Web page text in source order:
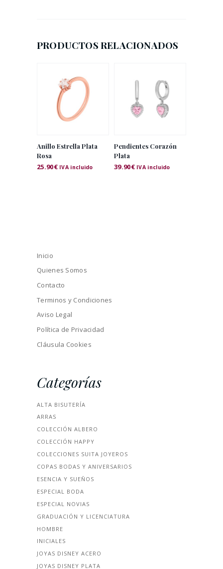
PRODUCTOS RELACIONADOS
Anillo Estrella Plata
Rosa
25.90€ IVA incluido
Pendientes Corazón
Plata
39.90€ IVA incluido
Inicio
Quienes Somos
Contacto
Terminos y Condiciones
Aviso Legal
Política de Privacidad
Cláusula Cookies
Categorías
ALTA BISUTERÍA
ARRAS
COLECCIÓN ALBERO
COLECCIÓN HAPPY
COLECCIONES SUITA JOYEROS
COPAS BODAS Y ANIVERSARIOS
ESENCIA Y SUEÑOS
ESPECIAL BODA
ESPECIAL NOVIAS
GRADUACIÓN Y LICENCIATURA
HOMBRE
INICIALES
JOYAS DISNEY ACERO
JOYAS DISNEY PLATA